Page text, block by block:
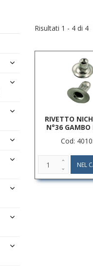
Risultati 1 - 4 di 4
RIVETTO
N°36 GAMBO
Cod: